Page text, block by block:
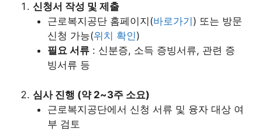
신청서 작성 및 제출
근로복지공단 홈페이지(바로가기 ) 또는 방문
신청 가능(위치 확인)
필요 서류 : 신분증, 소득 증빙서류, 관련 증
빙서류 등
심사 진행 (약 2~3주 소요)
근로복지공단에서 신청 서류 및 융자 대상 여
부 검토